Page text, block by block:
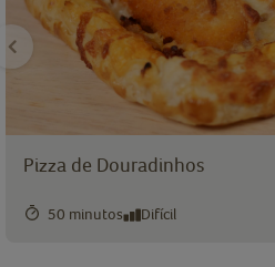
Pizza de Douradinhos
50 minutos Difícil